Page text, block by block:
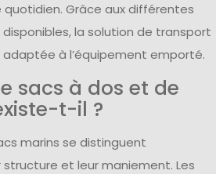
Grâce aux différentes
la solution de transport
à l’équipement emporté.
sacs à dos et de
t-il ?
marins se distinguent
et leur maniement. Les